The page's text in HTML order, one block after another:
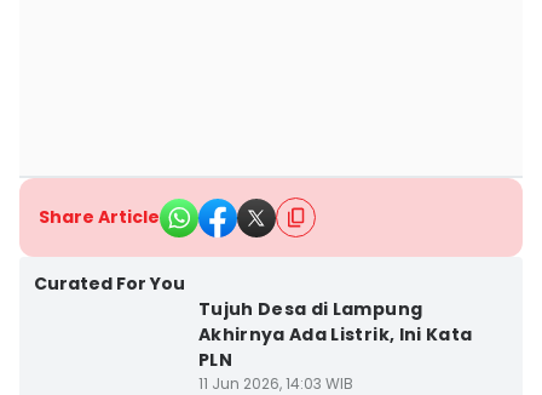
Share Article
Curated For You
Tujuh Desa di Lampung
Akhirnya Ada Listrik, Ini Kata
PLN
11 Jun 2026, 14:03 WIB